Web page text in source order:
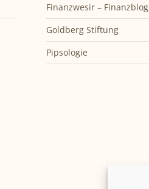
Finanzwesir – Finanzblog
Goldberg Stiftung
Pipsologie